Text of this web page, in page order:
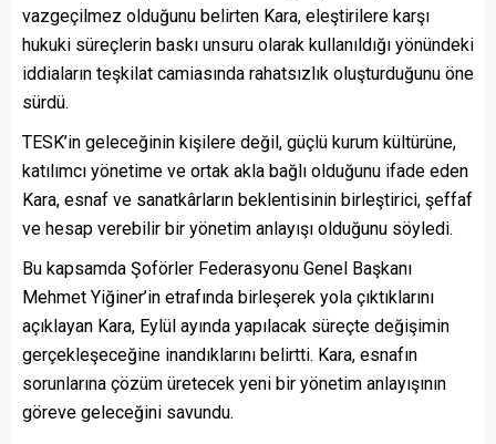
vazgeçilmez olduğunu belirten Kara, eleştirilere karşı
hukuki süreçlerin baskı unsuru olarak kullanıldığı yönündeki
iddiaların teşkilat camiasında rahatsızlık oluşturduğunu öne
sürdü.
TESK’in geleceğinin kişilere değil, güçlü kurum kültürüne,
katılımcı yönetime ve ortak akla bağlı olduğunu ifade eden
Kara, esnaf ve sanatkârların beklentisinin birleştirici, şeffaf
ve hesap verebilir bir yönetim anlayışı olduğunu söyledi.
Bu kapsamda Şoförler Federasyonu Genel Başkanı
Mehmet Yiğiner’in etrafında birleşerek yola çıktıklarını
açıklayan Kara, Eylül ayında yapılacak süreçte değişimin
gerçekleşeceğine inandıklarını belirtti. Kara, esnafın
sorunlarına çözüm üretecek yeni bir yönetim anlayışının
göreve geleceğini savundu.